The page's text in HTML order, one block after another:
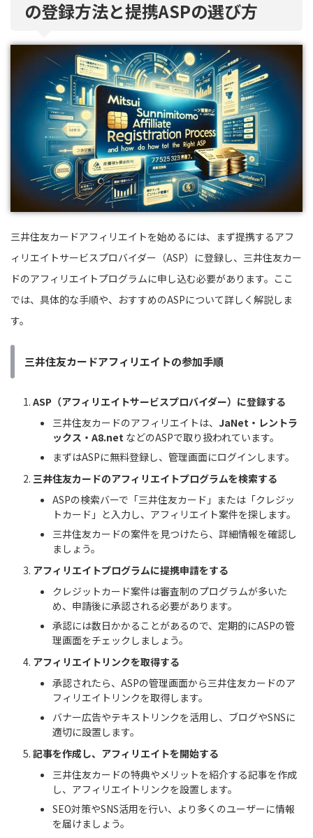
の登録方法と提携ASPの選び方
三井住友カードアフィリエイトを始めるには、まず提携するアフ
ィリエイトサービスプロバイダー（ASP）に登録し、三井住友カー
ドのアフィリエイトプログラムに申し込む必要があります。ここ
では、具体的な手順や、おすすめのASPについて詳しく解説しま
す。
三井住友カードアフィリエイトの参加手順
ASP（アフィリエイトサービスプロバイダー）に登録する
三井住友カードのアフィリエイトは、 JaNet・レントラ
ックス・A8.net などのASPで取り扱われています。
まずはASPに無料登録し、管理画面にログインします。
三井住友カードのアフィリエイトプログラムを検索する
ASPの検索バーで「三井住友カード」または「クレジッ
トカード」と入力し、アフィリエイト案件を探します。
三井住友カードの案件を見つけたら、詳細情報を確認し
ましょう。
アフィリエイトプログラムに提携申請をする
クレジットカード案件は審査制のプログラムが多いた
め、申請後に承認される必要があります。
承認には数日かかることがあるので、定期的にASPの管
理画面をチェックしましょう。
アフィリエイトリンクを取得する
承認されたら、ASPの管理画面から三井住友カードのア
フィリエイトリンクを取得します。
バナー広告やテキストリンクを活用し、ブログやSNSに
適切に設置します。
記事を作成し、アフィリエイトを開始する
三井住友カードの特典やメリットを紹介する記事を作成
し、アフィリエイトリンクを設置します。
SEO対策やSNS活用を行い、より多くのユーザーに情報
を届けましょう。